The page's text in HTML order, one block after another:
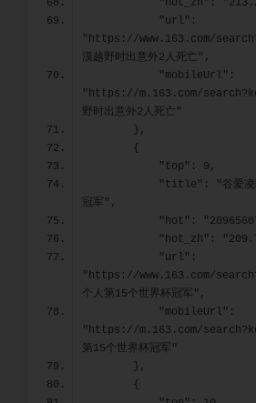
"hot_zh":
"https://www.163.com/
漠越野时出意外2人死亡",
"https://m.163.com/
野时出意外2人死亡"
        },
        {
            "top": 9,
冠军",
"hot":
"hot_zh":
"https://www.163.com/
个人第15个世界杯冠军",
"https://m.163.com/
第15个世界杯冠军"
        },
        {